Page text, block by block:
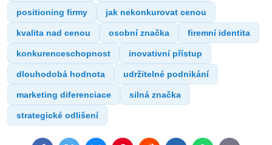
positioning firmy jak nekonkurovat cenou
kvalita nad cenou osobní značka firemní identita
konkurenceschopnost inovativní přístup
dlouhodobá hodnota udržitelné podnikání
marketing diferenciace silná značka
strategické odlišení